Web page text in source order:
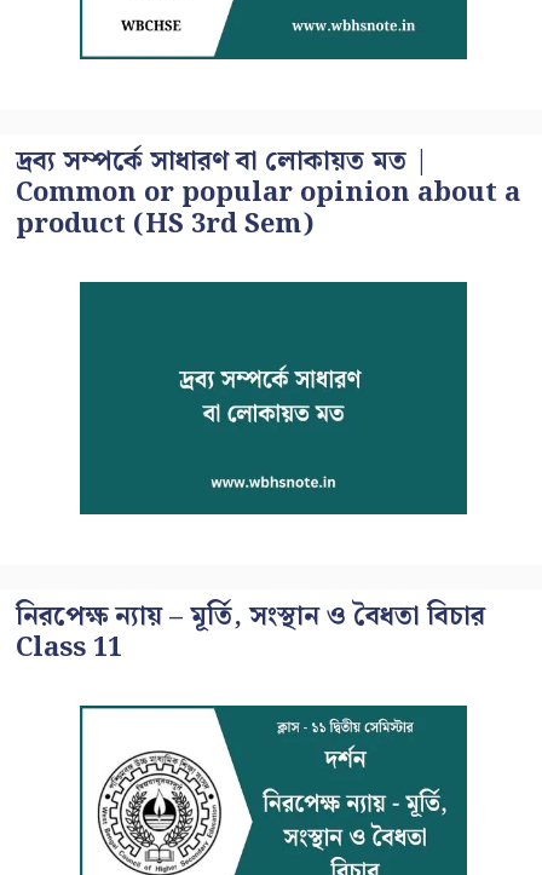
দ্রব্য সম্পর্কে সাধারণ বা লোকায়ত মত |
Common or popular opinion about a
product (HS 3rd Sem)
নিরপেক্ষ ন্যায় – মূর্তি, সংস্থান ও বৈধতা বিচার
Class 11